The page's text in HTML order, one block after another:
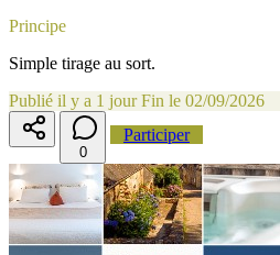
Principe
Simple tirage au sort.
Publié il y a 1 jour Fin le 02/09/2026
0
Participer